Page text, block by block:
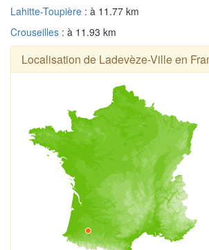
Lahitte-Toupière : à 11.77 km
Crouseilles : à 11.93 km
Localisation de Ladevèze-Ville en